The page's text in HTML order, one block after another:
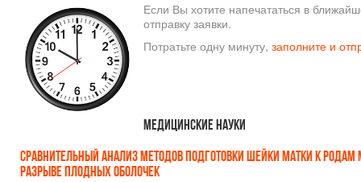
Если Вы хотите напечататься в
отправку заявки.
Потратьте одну минуту, заполните и
Медицинские науки
СРАВНИТЕЛЬНЫЙ АНАЛИЗ МЕТОДОВ ПОДГОТОВКИ ШЕЙКИ МАТКИ К
РАЗРЫВЕ ПЛОДНЫХ ОБОЛОЧЕК